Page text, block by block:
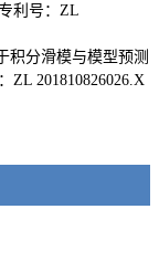
利号：ZL
积分滑模与模型预测
ZL 201810826026.X